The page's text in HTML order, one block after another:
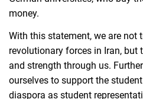
money.
With this statement, we are not
revolutionary forces in Iran, but
and strength through us.
ourselves to support the
diaspora as student